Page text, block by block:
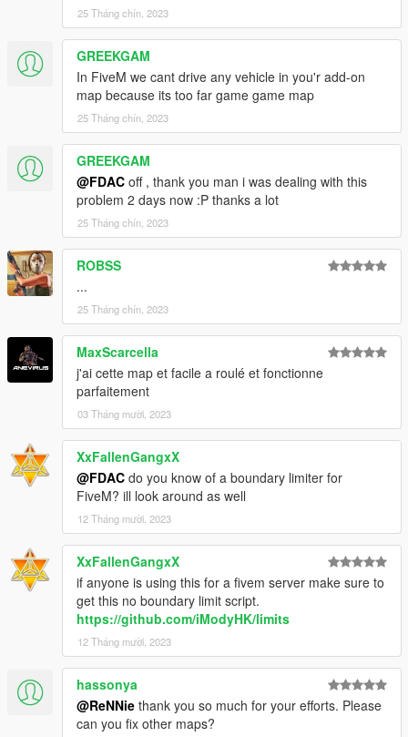
25 Tháng chín, 2023
GREEKGAM
In FiveM we cant drive any vehicle in you'r add-on
map because its too far game game map
25 Tháng chín, 2023
GREEKGAM
@FDAC off , thank you man i was dealing with this
problem 2 days now :P thanks a lot
25 Tháng chín, 2023
ROBSS
...
25 Tháng chín, 2023
MaxScarcella
j'ai cette map et facile a roulé et fonctionne
parfaitement
03 Tháng mười, 2023
XxFallenGangxX
@FDAC do you know of a boundary limiter for
FiveM? ill look around as well
12 Tháng mười, 2023
XxFallenGangxX
if anyone is using this for a fivem server make sure to
get this no boundary limit script.
https://github.com/iModyHK/limits
12 Tháng mười, 2023
hassonya
@ReNNie thank you so much for your efforts. Please
can you fix other maps?